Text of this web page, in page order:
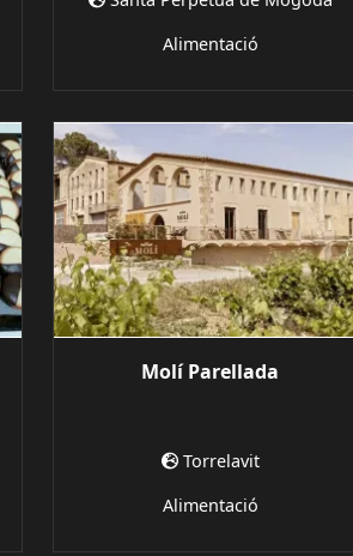
Alimentació
Molí Parellada
Torrelavit
Alimentació